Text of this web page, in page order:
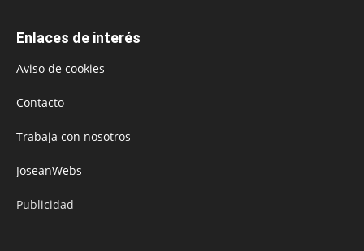
Enlaces de interés
Aviso de cookies
Contacto
Trabaja con nosotros
JoseanWebs
Publicidad